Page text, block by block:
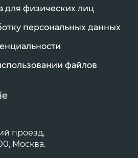
для физических лиц
персональных данных
файлов
проезд,
Москва.